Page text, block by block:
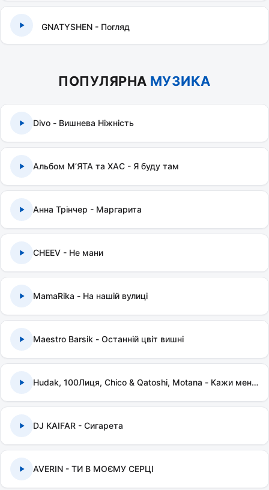
GNATYSHEN - Погляд
ПОПУЛЯРНА МУЗИКА
Divo - Вишнева Ніжність
Альбом МʼЯТА та ХАС - Я буду там
Анна Трінчер - Маргарита
CHEEV - Не мани
MamaRika - На нашій вулиці
Maestro Barsik - Останній цвіт вишні
Hudak, 100Лиця, Chico & Qatoshi, Motana - Кажи мені правду
DJ KAIFAR - Сигарета
AVERIN - ТИ В МОЄМУ СЕРЦІ